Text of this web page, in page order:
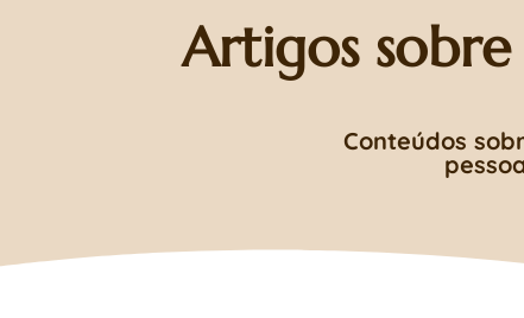
Artigos
Conteúdos